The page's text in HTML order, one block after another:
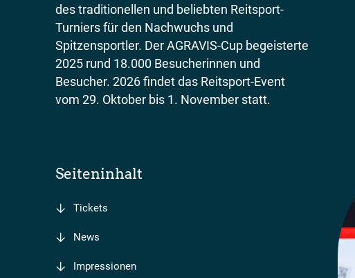
des traditionellen und beliebten Reitsport-
Turniers für den Nachwuchs und
Spitzensportler. Der AGRAVIS-Cup begeisterte
2025 rund 18.000 Besucherinnen und
Besucher. 2026 findet das Reitsport-Event
vom 29. Oktober bis 1. November statt.
Seiteninhalt
Tickets
News
Impressionen